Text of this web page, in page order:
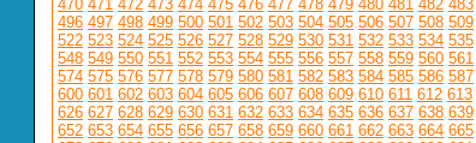
470 471 472 473 474 475 476 477 478 479 480 481 482 483
496 497 498 499 500 501 502 503 504 505 506 507 508 509
522 523 524 525 526 527 528 529 530 531 532 533 534 535
548 549 550 551 552 553 554 555 556 557 558 559 560 561
574 575 576 577 578 579 580 581 582 583 584 585 586 587
600 601 602 603 604 605 606 607 608 609 610 611 612 613
626 627 628 629 630 631 632 633 634 635 636 637 638 639
652 653 654 655 656 657 658 659 660 661 662 663 664 665